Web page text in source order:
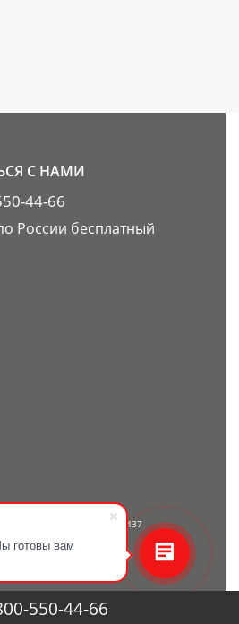
готовы вам
С НАМИ
44-66
России бесплатный
положениями Статьи 437
66.
550-44-66